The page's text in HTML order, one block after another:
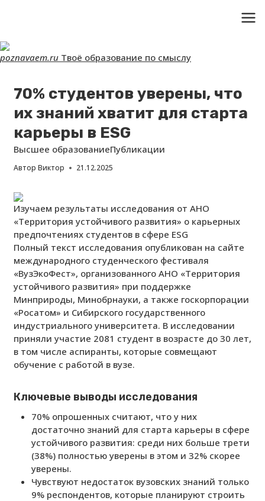
Перейти
к
poznavaem.ru Твоё образование по смыслу
70% студентов уверены, что
их знаний хватит для старта
карьеры в ESG
Высшее образованиеПубликации
Автор Виктор 21.12.2025
Изучаем результаты исследования от АНО
«Территория устойчивого развития» о карьерных
предпочтениях студентов в сфере ESG
Полный текст исследования опубликован на сайте
международного студенческого фестиваля
«ВузЭкоФест», организованного АНО «Территория
устойчивого развития» при поддержке
Минприроды, Минобрнауки, а также госкорпорации
«Росатом» и Сибирского государственного
индустриального университета. В исследовании
приняли участие 2081 студент в возрасте до 30 лет,
в том числе аспиранты, которые совмещают
обучение с работой в вузе.
Ключевые выводы исследования
70% опрошенных считают, что у них
достаточно знаний для старта карьеры в сфере
устойчивого развития: среди них больше трети
(38%) полностью уверены в этом и 32% скорее
уверены.
Чувствуют недостаток вузовских знаний только
9% респондентов, которые планируют строить